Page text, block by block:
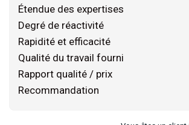
Étendue des expertises
Degré de réactivité
Rapidité et efficacité
Qualité du travail fourni
Rapport qualité / prix
Recommandation